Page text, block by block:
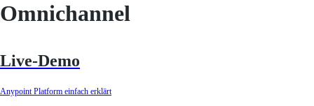
Omnichannel
Live-Demo
Anypoint Platform einfach erklärt